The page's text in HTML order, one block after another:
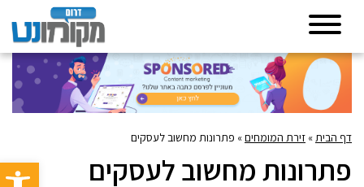
פתח
דף הבית» זירת המומחים» פתרונות מחשוב לעסקים
פתרונות מחשוב לעסקים